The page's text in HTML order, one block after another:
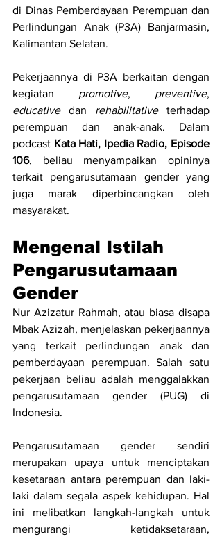
di Dinas Pemberdayaan Perempuan dan
Perlindungan Anak (P3A) Banjarmasin,
Kalimantan Selatan.
Pekerjaannya di P3A berkaitan dengan
kegiatan promotive, preventive
educative dan rehabilitative terhadap
perempuan dan anak-anak. Dalam
podcast Kata Hati, Ipedia Radio, Episode
106, beliau menyampaikan opininya
terkait pengarusutamaan gender yang
juga marak diperbincangkan oleh
masyarakat.
Mengenal Istilah
Pengarusutamaan
Gender
Nur Azizatur Rahmah, atau biasa disapa
Mbak Azizah, menjelaskan pekerjaannya
yang terkait perlindungan anak dan
pemberdayaan perempuan. Salah satu
pekerjaan beliau adalah menggalakkan
pengarusutamaan gender (PUG) di
Indonesia.
Pengarusutamaan gender sendiri
merupakan upaya untuk menciptakan
kesetaraan antara perempuan dan laki-
laki dalam segala aspek kehidupan. Hal
ini melibatkan langkah-langkah untuk
mengurangi ketidaksetaraan,